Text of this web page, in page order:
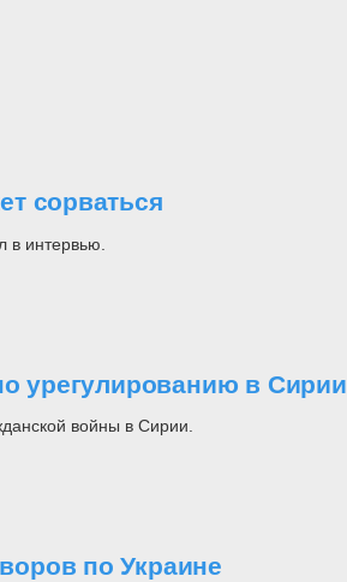
сорваться
в интервью.
урегулированию в Сирии
войны в Сирии.
по Украине